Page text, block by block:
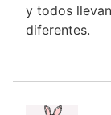
y todos
diferentes.